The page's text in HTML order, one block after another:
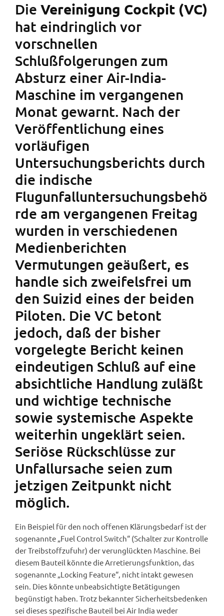
Die Vereinigung Cockpit (VC)
hat eindringlich vor
vorschnellen
Schlußfolgerungen zum
Absturz einer Air-India-
Maschine im vergangenen
Monat gewarnt. Nach der
Veröffentlichung eines
vorläufigen
Untersuchungsberichts durch
die indische
Flugunfalluntersuchungsbehö
rde am vergangenen Freitag
wurden in verschiedenen
Medienberichten
Vermutungen geäußert, es
handle sich zweifelsfrei um
den Suizid eines der beiden
Piloten. Die VC betont
jedoch, daß der bisher
vorgelegte Bericht keinen
eindeutigen Schluß auf eine
absichtliche Handlung zuläßt
und wichtige technische
sowie systemische Aspekte
weiterhin ungeklärt seien.
Seriöse Rückschlüsse zur
Unfallursache seien zum
jetzigen Zeitpunkt nicht
möglich.
Ein Beispiel für den noch offenen Klärungsbedarf ist der
sogenannte „Fuel Control Switch“ (Schalter zur Kontrolle
der Treibstoffzufuhr) der verunglückten Maschine. Bei
diesem Bauteil könnte die Arretierungsfunktion, das
sogenannte „Locking Feature“, nicht intakt gewesen
sein. Dies könnte unbeabsichtigte Betätigungen
begünstigt haben. Trotz bekannter Sicherheitsbedenken
sei dieses spezifische Bauteil bei Air India weder